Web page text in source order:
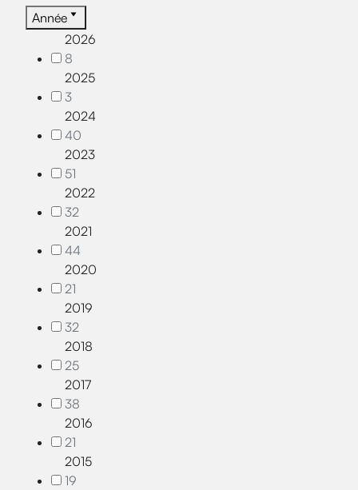
Année
2026
8
2025
3
2024
40
2023
51
2022
32
2021
44
2020
21
2019
32
2018
25
2017
38
2016
21
2015
19